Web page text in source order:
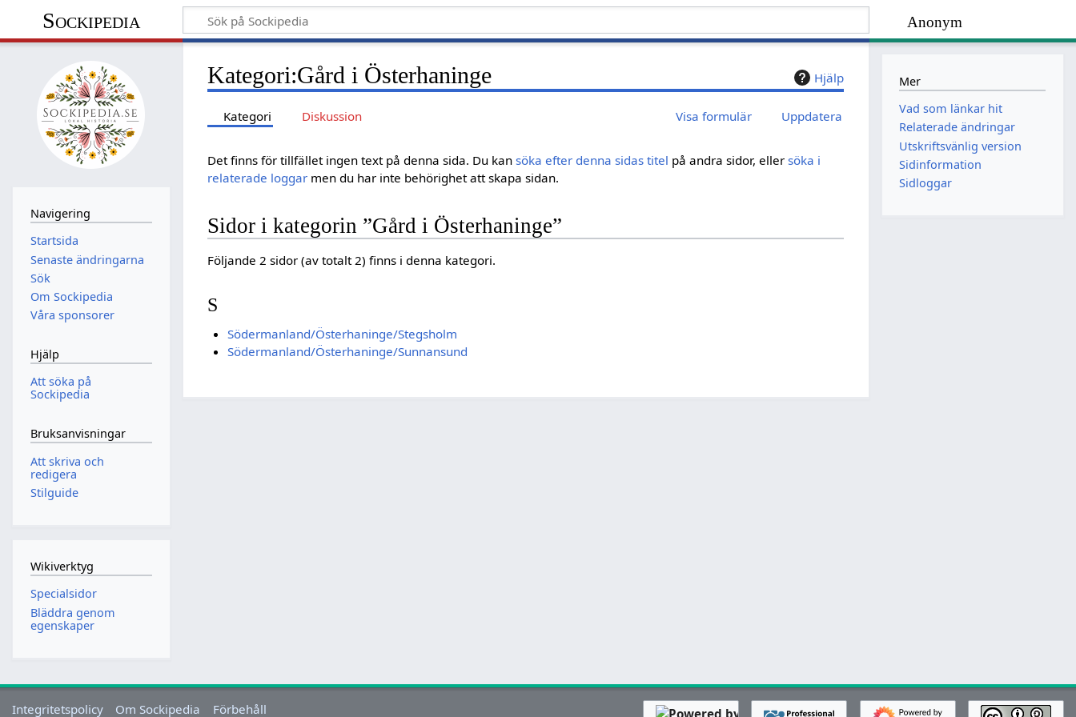
Anonym
Sockipedia
Hjälp
Kategori:Gård i Österhaninge
Kategori Diskussion Visa formulär Uppdatera
Det finns för tillfället ingen text på denna sida. Du kansöka efter denna sidas titel på andra sidor, ellersöka i
relaterade loggar men du har inte behörighet att skapa sidan.
Sidor i kategorin ”Gård i Österhaninge”
Följande 2 sidor (av totalt 2) finns i denna kategori.
S
Södermanland/Österhaninge/Stegsholm
Södermanland/Österhaninge/Sunnansund
Navigering
Startsida
Senaste ändringarna
Sök
Om Sockipedia
Våra sponsorer
Hjälp
Att söka på
Sockipedia
Bruksanvisningar
Att skriva och
redigera
Stilguide
Wikiverktyg
Specialsidor
Bläddra genom
egenskaper
Mer
Vad som länkar hit
Relaterade ändringar
Utskriftsvänlig version
Sidinformation
Sidloggar
Integritetspolicy Om Sockipedia Förbehåll